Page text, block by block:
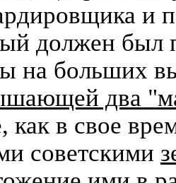
и
должен был
на больших
два
как в свое
советскими